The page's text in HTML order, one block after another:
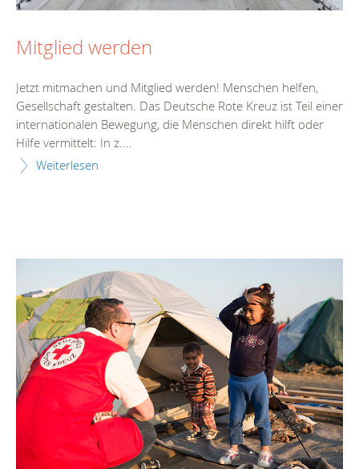
Mitglied werden
Jetzt mitmachen und Mitglied werden! Menschen helfen,
Gesellschaft gestalten. Das Deutsche Rote Kreuz ist Teil einer
internationalen Bewegung, die Menschen direkt hilft oder
Hilfe vermittelt: In z....
Weiterlesen